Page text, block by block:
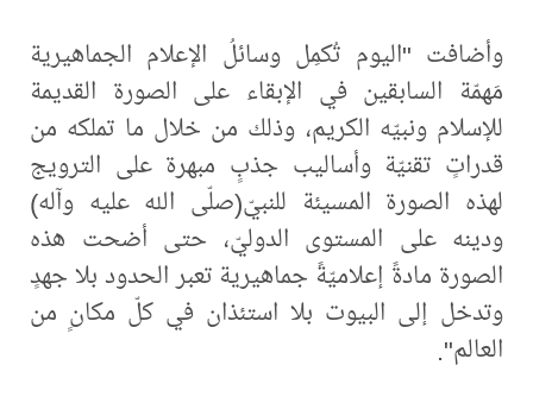
وأضافت "اليوم تُكمِل وسائلُ الإعلام الجماهيرية
مَهمّة السابقين في الإبقاء على الصورة القديمة
للإسلام ونبيّه الكريم، وذلك من خلال ما تملكه من
قدراتٍ تقنيّة وأساليب جذبٍ مبهرة على الترويج
لهذه الصورة المسيئة للنبيّ(صلّى الله عليه وآله)
ودينه على المستوى الدوليّ، حتى أضحت هذه
الصورة مادةً إعلاميّةً جماهيرية تعبر الحدود بلا جهدٍ
وتدخل إلى البيوت بلا استئذان في كلّ مكانٍ من
العالم".